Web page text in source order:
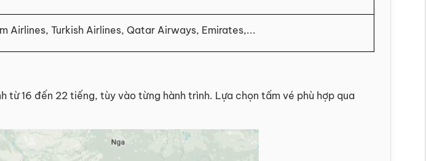
Airlines, Turkish Airlines, Qatar Airways, Emirates,...
từ 16 đến 22 tiếng, tùy vào từng hành trình. Lựa chọn tấm vé phù hợp qua